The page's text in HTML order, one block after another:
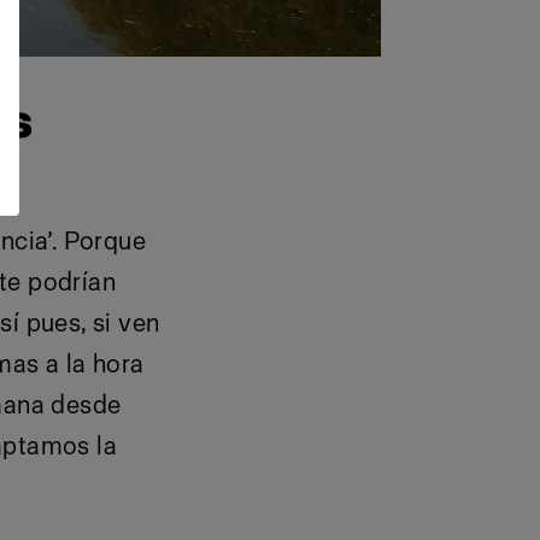
Porque
podrían
pues, si ven
a la hora
desde
la